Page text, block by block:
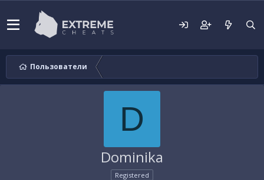
Пользователи
D
Dominika
Registered